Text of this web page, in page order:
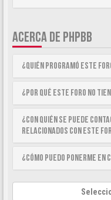
ACERCA DE PHPBB
¿Quién programó este
¿Por qué este foro no
¿Con quién se puede
relacionados con este
¿Cómo puedo ponerme